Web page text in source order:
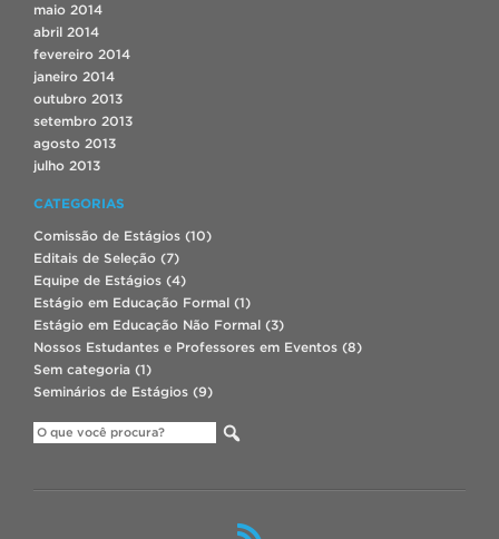
maio 2014
abril 2014
fevereiro 2014
janeiro 2014
outubro 2013
setembro 2013
agosto 2013
julho 2013
CATEGORIAS
Comissão de Estágios (10)
Editais de Seleção (7)
Equipe de Estágios (4)
Estágio em Educação Formal (1)
Estágio em Educação Não Formal (3)
Nossos Estudantes e Professores em Eventos (8)
Sem categoria (1)
Seminários de Estágios (9)